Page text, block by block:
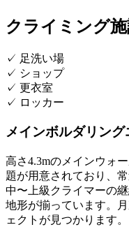
クライミング
✓ 足洗い場
✓ ショップ
✓ 更衣室
✓ ロッカー
メインボルダリング
高さ4.3mのメインウォ
題が用意されており、
中〜上級クライマーの
地形が揃っています。
ェクトが見つかります。